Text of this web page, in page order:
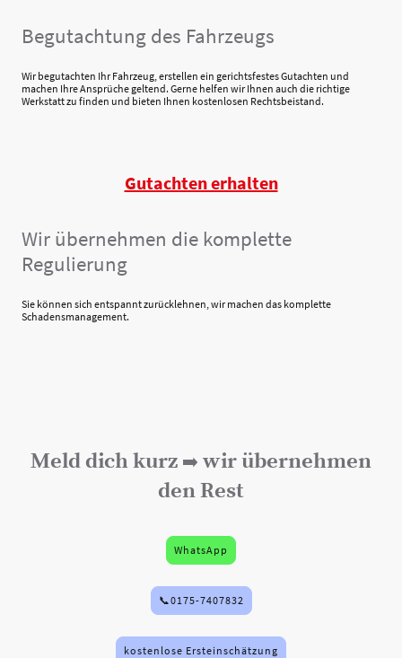
Begutachtung des Fahrzeugs
Wir begutachten Ihr Fahrzeug, erstellen ein gerichtsfestes Gutachten und
machen Ihre Ansprüche geltend. Gerne helfen wir Ihnen auch die richtige
Werkstatt zu finden und bieten Ihnen kostenlosen Rechtsbeistand.
Gutachten erhalten
Wir übernehmen die komplette
Regulierung
Sie können sich entspannt zurücklehnen, wir machen das komplette
Schadensmanagement.
Meld dich kurz ➡️ wir übernehmen
den Rest
WhatsApp
📞0175-7407832
kostenlose Ersteinschätzung